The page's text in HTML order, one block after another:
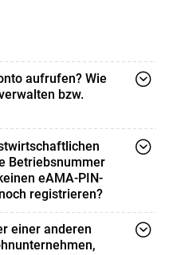
Kalenderjahres.
der de-minimis-
aufrufen? Wie
bzw.
unter der Überschrift
Verwaltung
Ihrem APOS-
mithilfe Ihrer eAMA-
die erstmalige
Benutzerkonto
Betriebsnummer
eAMA-PIN-
registrieren?
Code unter
einer anderen